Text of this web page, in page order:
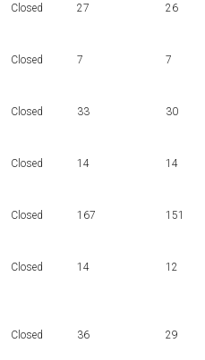
Closed 27 26
Closed 7 7
Closed 33 30
Closed 14 14
Closed 167 151
Closed 14 12
Closed 36 29